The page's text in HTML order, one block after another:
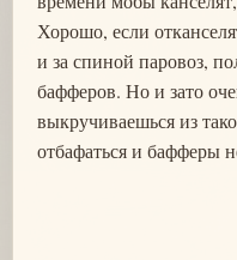
Хорошо, если
и за спиной паровоз,
бафферов. Но и зато
выкручиваешься из
отбафаться и бафферы